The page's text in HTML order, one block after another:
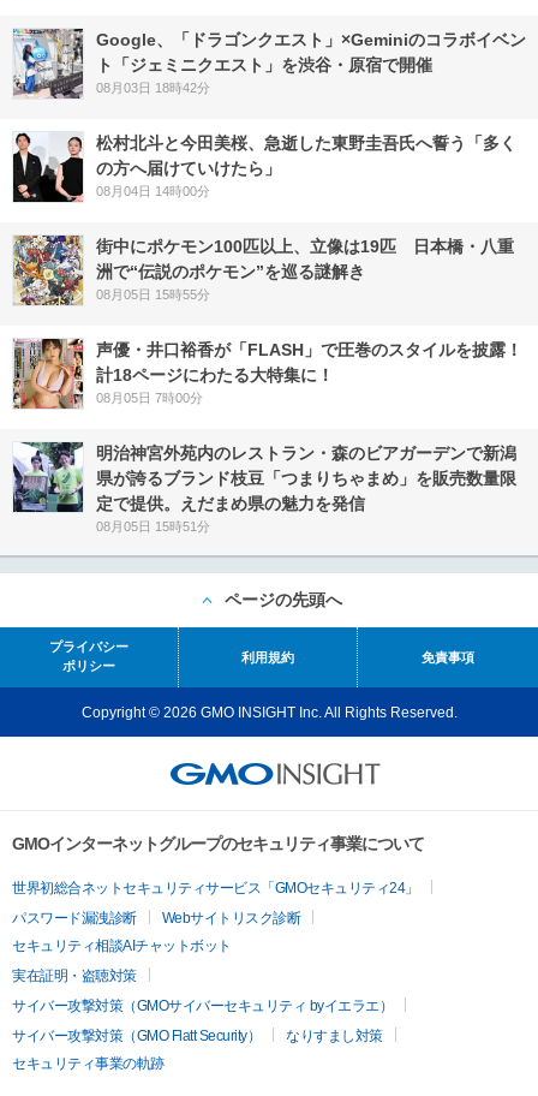
Google、「ドラゴンクエスト」×Geminiのコラボイベン
ト「ジェミニクエスト」を渋谷・原宿で開催
08月03日 18時42分
松村北斗と今田美桜、急逝した東野圭吾氏へ誓う「多く
の方へ届けていけたら」
08月04日 14時00分
街中にポケモン100匹以上、立像は19匹 日本橋・八重
洲で“伝説のポケモン”を巡る謎解き
08月05日 15時55分
声優・井口裕香が「FLASH」で圧巻のスタイルを披露！
計18ページにわたる大特集に！
08月05日 7時00分
明治神宮外苑内のレストラン・森のビアガーデンで新潟
県が誇るブランド枝豆「つまりちゃまめ」を販売数量限
定で提供。えだまめ県の魅力を発信
08月05日 15時51分
ページの先頭へ
プライバシー
ポリシー
利用規約 免責事項
Copyright © 2026 GMO INSIGHT Inc. All Rights Reserved.
GMOインターネットグループのセキュリティ事業について
世界初総合ネットセキュリティサービス「GMOセキュリティ24」
パスワード漏洩診断
Webサイトリスク診断
セキュリティ相談AIチャットボット
実在証明・盗聴対策
サイバー攻撃対策（GMOサイバーセキュリティ byイエラエ）
サイバー攻撃対策（GMO Flatt Security）
なりすまし対策
セキュリティ事業の軌跡